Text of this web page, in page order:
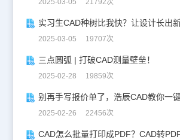
2025-03-05 21792次
实习生CAD种树比我快？让设计长出
2025-03-05 19707次
三点圆弧 | 打破CAD测量壁垒！
2025-02-28 19859次
别再手写报价单了，浩辰CAD教你一键
2025-02-26 22456次